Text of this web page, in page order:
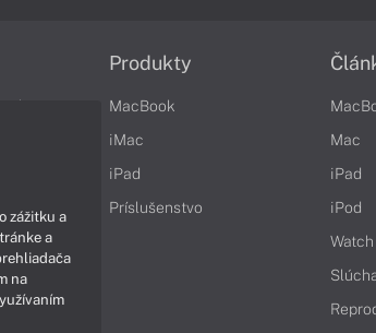
Produkty
MacBook
iMac
iPad
Príslušenstvo
Mac
iPad
iPod
Watch
zážitku a
a
na